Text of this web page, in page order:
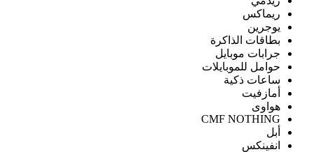
ريماكس
يوجرين
بطاقات الذاكرة
جرابات موبايل
حوامل للموبايلات
ساعات ذكية
أمازفيت
هواوى
CMF NOTHING
أبل
انفينكس